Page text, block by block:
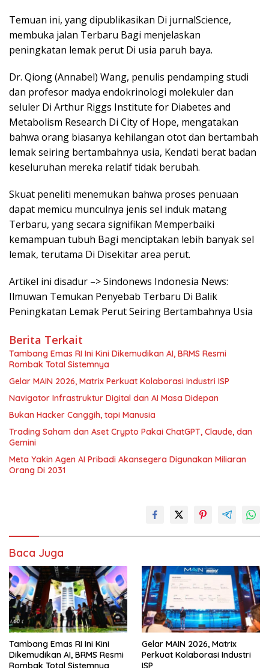
Temuan ini, yang dipublikasikan Di jurnalScience,
membuka jalan Terbaru Bagi menjelaskan
peningkatan lemak perut Di usia paruh baya.
Dr. Qiong (Annabel) Wang, penulis pendamping studi
dan profesor madya endokrinologi molekuler dan
seluler Di Arthur Riggs Institute for Diabetes and
Metabolism Research Di City of Hope, mengatakan
bahwa orang biasanya kehilangan otot dan bertambah
lemak seiring bertambahnya usia, Kendati berat badan
keseluruhan mereka relatif tidak berubah.
Skuat peneliti menemukan bahwa proses penuaan
dapat memicu munculnya jenis sel induk matang
Terbaru, yang secara signifikan Memperbaiki
kemampuan tubuh Bagi menciptakan lebih banyak sel
lemak, terutama Di Disekitar area perut.
Artikel ini disadur –> Sindonews Indonesia News:
Ilmuwan Temukan Penyebab Terbaru Di Balik
Peningkatan Lemak Perut Seiring Bertambahnya Usia
Berita Terkait
Tambang Emas RI Ini Kini Dikemudikan AI, BRMS Resmi
Rombak Total Sistemnya
Gelar MAIN 2026, Matrix Perkuat Kolaborasi Industri ISP
Navigator Infrastruktur Digital dan AI Masa Didepan
Bukan Hacker Canggih, tapi Manusia
Trading Saham dan Aset Crypto Pakai ChatGPT, Claude, dan
Gemini
Meta Yakin Agen AI Pribadi Akansegera Digunakan Miliaran
Orang Di 2031
Baca Juga
Tambang Emas RI Ini Kini
Dikemudikan AI, BRMS Resmi
Rombak Total Sistemnya
Gelar MAIN 2026, Matrix
Perkuat Kolaborasi Industri
ISP